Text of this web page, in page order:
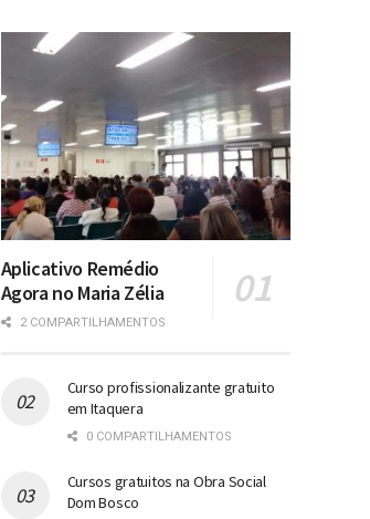
Aplicativo Remédio
Agora no Maria Zélia
2 COMPARTILHAMENTOS
Curso profissionalizante gratuito
em Itaquera
0 COMPARTILHAMENTOS
Cursos gratuitos na Obra Social
Dom Bosco